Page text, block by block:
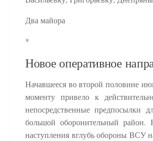
Два майора
*
Новое оперативное
Начавшееся во второй половине
моменту привело к
непосредственные предпосылки
большой оборонительный
наступления вглубь обороны ВСУ